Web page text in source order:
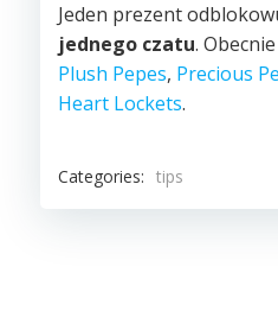
Jeden prezent
jednego czatu.
Plush Pepes, Precious
Heart Lockets.
Categories: tips